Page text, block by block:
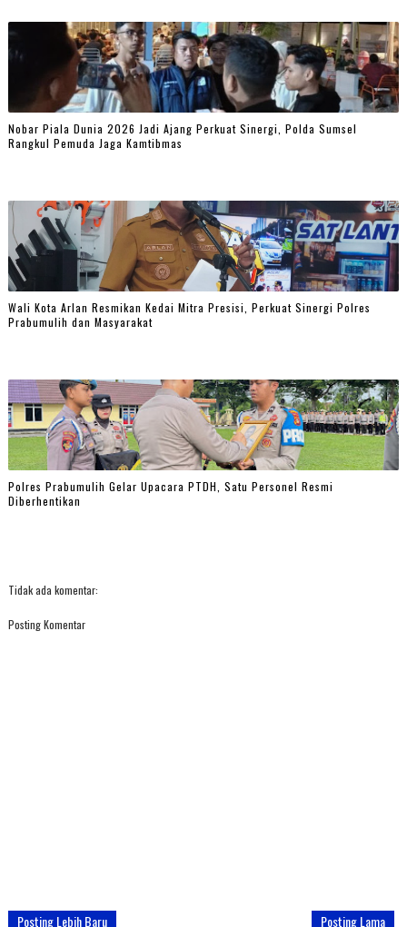
Nobar Piala Dunia 2026 Jadi Ajang Perkuat Sinergi, Polda Sumsel
Rangkul Pemuda Jaga Kamtibmas
Wali Kota Arlan Resmikan Kedai Mitra Presisi, Perkuat Sinergi Polres
Prabumulih dan Masyarakat
Polres Prabumulih Gelar Upacara PTDH, Satu Personel Resmi
Diberhentikan
Tidak ada komentar:
Posting Komentar
Posting Lebih Baru Posting Lama